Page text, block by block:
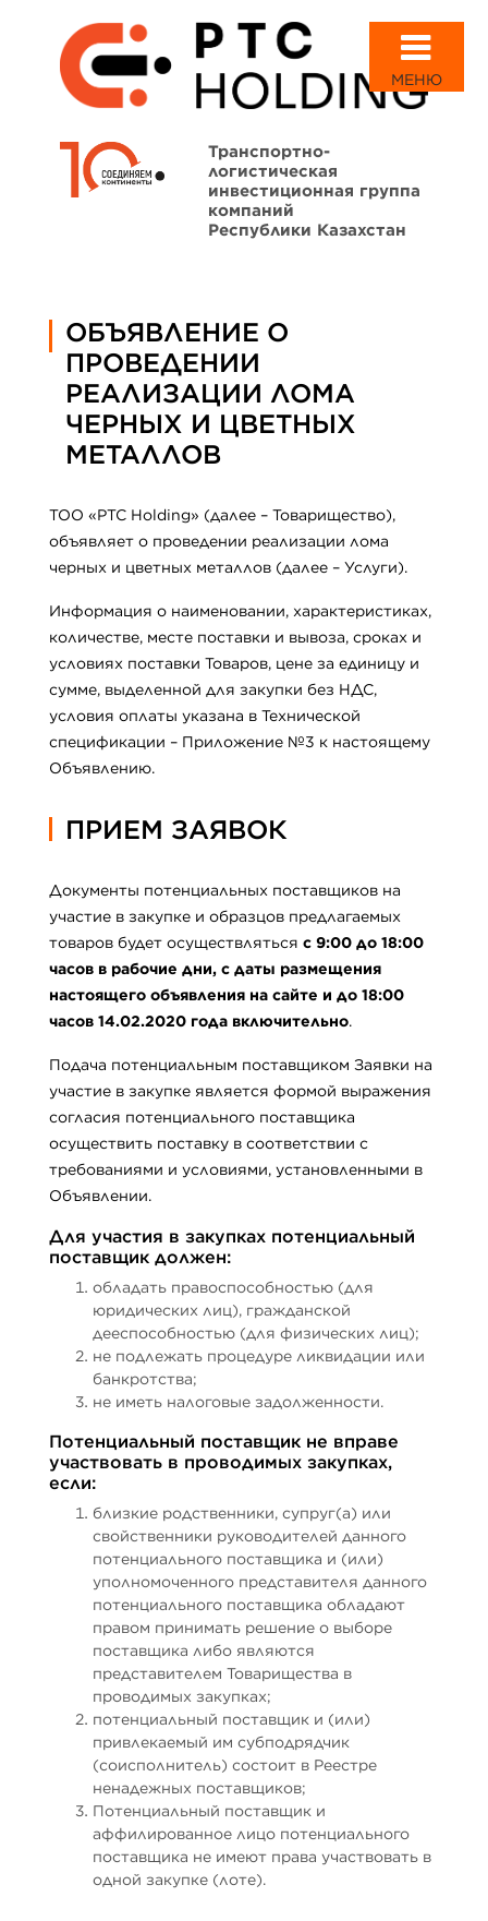
МЕНЮ
Транспортно-
логистическая
инвестиционная группа
компаний
Республики Казахстан
ОБЪЯВЛЕНИЕ О
ПРОВЕДЕНИИ
РЕАЛИЗАЦИИ ЛОМА
ЧЕРНЫХ И ЦВЕТНЫХ
МЕТАЛЛОВ
ТОО «PTC Holding» (далее – Товарищество),
объявляет о проведении реализации лома
черных и цветных металлов (далее – Услуги).
Информация о наименовании, характеристиках,
количестве, месте поставки и вывоза, сроках и
условиях поставки Товаров, цене за единицу и
сумме, выделенной для закупки без НДС,
условия оплаты указана в Технической
спецификации – Приложение №3 к настоящему
Объявлению.
ПРИЕМ ЗАЯВОК
Документы потенциальных поставщиков на
участие в закупке и образцов предлагаемых
товаров будет осуществляться с 9:00 до 18:00
часов в рабочие дни, с даты размещения
настоящего объявления на сайте и до 18:00
часов 14.02.2020 года включительно.
Подача потенциальным поставщиком Заявки на
участие в закупке является формой выражения
согласия потенциального поставщика
осуществить поставку в соответствии с
требованиями и условиями, установленными в
Объявлении.
Для участия в закупках потенциальный
поставщик должен:
обладать правоспособностью (для
юридических лиц), гражданской
дееспособностью (для физических лиц);
не подлежать процедуре ликвидации или
банкротства;
не иметь налоговые задолженности.
Потенциальный поставщик не вправе
участвовать в проводимых закупках,
если:
близкие родственники, супруг(а) или
свойственники руководителей данного
потенциального поставщика и (или)
уполномоченного представителя данного
потенциального поставщика обладают
правом принимать решение о выборе
поставщика либо являются
представителем Товарищества в
проводимых закупках;
потенциальный поставщик и (или)
привлекаемый им субподрядчик
(соисполнитель) состоит в Реестре
ненадежных поставщиков;
Потенциальный поставщик и
аффилированное лицо потенциального
поставщика не имеют права участвовать в
одной закупке (лоте).